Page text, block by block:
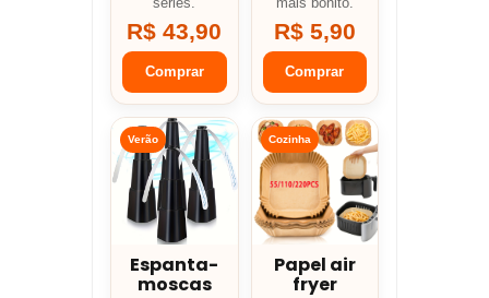
séries.
R$ 43,90
Comprar
mais bonito.
R$ 5,90
Comprar
Verão
Espanta-
moscas
Cozinha
Papel air
fryer